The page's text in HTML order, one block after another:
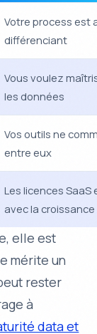
Votre process est
différenciant
Vous voulez
les données
Vos outils ne
entre eux
Les licences
avec la croissance
elle est
mérite un
rester
à
data et